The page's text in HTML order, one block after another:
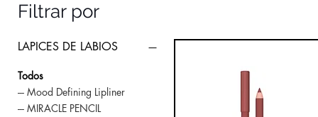
Filtrar por
LAPICES DE LABIOS
Todos
--- Mood Defining Lipliner
--- MIRACLE PENCIL